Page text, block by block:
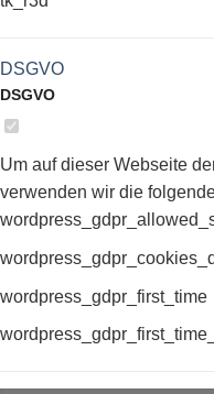
DSGVO
DSGVO
Um auf dieser Webseite
verwenden wir die
wordpress_gdpr_first_time